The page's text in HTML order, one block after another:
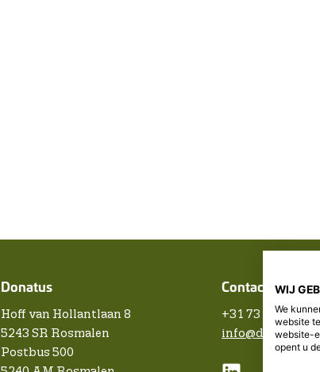
Donatus
Hoff van Hollantlaan 8
5243 SR Rosmalen
Postbus 500
Contact
+31 73 5221700
info@donatus.nl
WIJ
We
website
website-
opent u